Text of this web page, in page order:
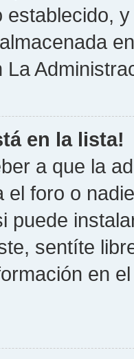
establecido,
La
en la lista!
a que la
el foro o
puede
sentíte
en